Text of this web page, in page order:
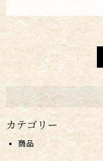
カテゴリー
商品